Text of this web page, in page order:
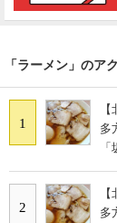
「ラーメン」のア
1
多
2
多